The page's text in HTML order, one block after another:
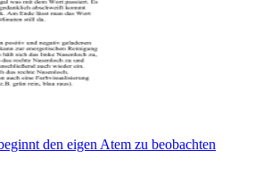
den eigen Atem zu beobachten